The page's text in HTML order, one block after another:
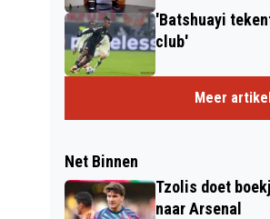
'Batshuayi
club'
Meer
Net Binnen
Tzolis doet
naar Arsenal